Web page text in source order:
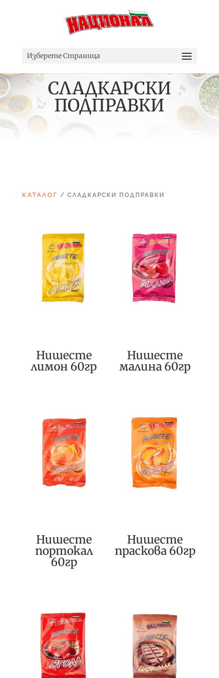
Изберете Страница
СЛАДКАРСКИ
ПОДПРАВКИ
КАТАЛОГ / СЛАДКАРСКИ ПОДПРАВКИ
Нишесте
лимон 60гр
Нишесте
малина 60гр
Нишесте
портокал
60гр
Нишесте
праскова 60гр